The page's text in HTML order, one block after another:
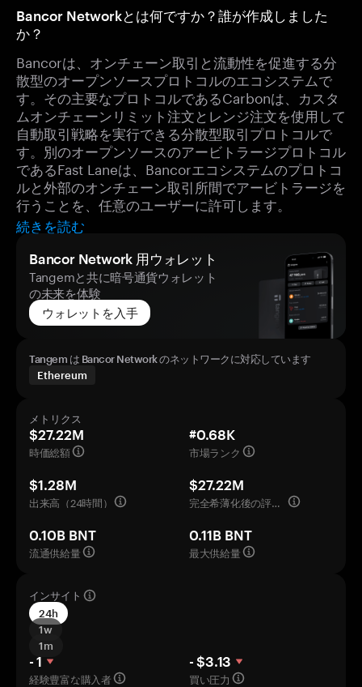
Bancor Networkとは何ですか？誰が作成しました
か？
Bancorは、オンチェーン取引と流動性を促進する分
散型のオープンソースプロトコルのエコシステムで
す。その主要なプロトコルであるCarbonは、カスタ
ムオンチェーンリミット注文とレンジ注文を使用して
自動取引戦略を実行できる分散型取引プロトコルで
す。別のオープンソースのアービトラージプロトコル
であるFast Laneは、Bancorエコシステムのプロトコ
ルと外部のオンチェーン取引所間でアービトラージを
行うことを、任意のユーザーに許可します。
続きを読む
Bancor Network 用ウォレット
Tangemと共に暗号通貨ウォレット
の未来を体験
ウォレットを入手
Tangem は Bancor Network のネットワークに対応しています
Ethereum
メトリクス
$27.22M
時価総額
#0.68K
市場ランク
$1.28M
出来高（24時間）
$27.22M
完全希薄化後の評価額
0.10B BNT
流通供給量
0.11B BNT
最大供給量
インサイト
24h
1w
1m
- 1
経験豊富な購入者
- $3.13
買い圧力